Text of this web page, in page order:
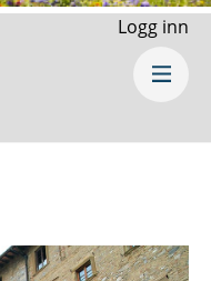
Logg inn